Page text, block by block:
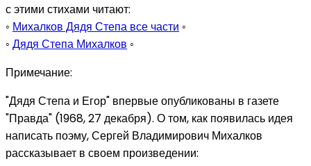
с этими стихами читают:
◦ Михалков Дядя Степа все части ◦
◦ Дядя Степа Михалков ◦
Примечание:
"Дядя Степа и Егор" впервые опубликованы в газете
"Правда" (1968, 27 декабря). О том, как появилась идея
написать поэму, Сергей Владимирович Михалков
рассказывает в своем произведении: